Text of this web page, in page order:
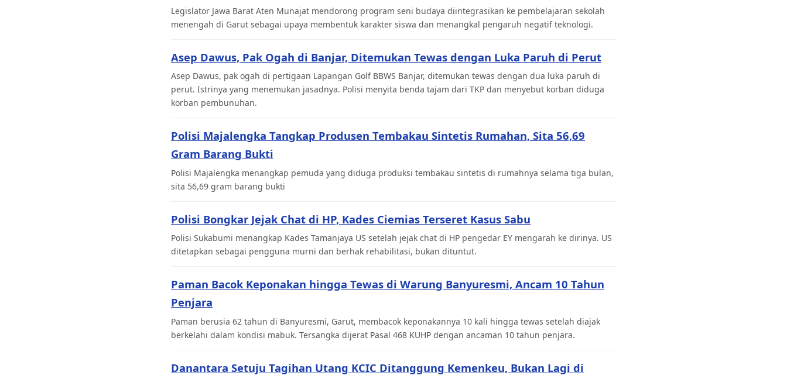
Legislator Jawa Barat Aten Munajat mendorong program seni budaya diintegrasikan ke pembelajaran sekolah
menengah di Garut sebagai upaya membentuk karakter siswa dan menangkal pengaruh negatif teknologi.
Asep Dawus, Pak Ogah di Banjar, Ditemukan Tewas dengan Luka Paruh di Perut
Asep Dawus, pak ogah di pertigaan Lapangan Golf BBWS Banjar, ditemukan tewas dengan dua luka paruh di
perut. Istrinya yang menemukan jasadnya. Polisi menyita benda tajam dari TKP dan menyebut korban diduga
korban pembunuhan.
Polisi Majalengka Tangkap Produsen Tembakau Sintetis Rumahan, Sita 56,69
Gram Barang Bukti
Polisi Majalengka menangkap pemuda yang diduga produksi tembakau sintetis di rumahnya selama tiga bulan,
sita 56,69 gram barang bukti
Polisi Bongkar Jejak Chat di HP, Kades Ciemias Terseret Kasus Sabu
Polisi Sukabumi menangkap Kades Tamanjaya US setelah jejak chat di HP pengedar EY mengarah ke dirinya. US
ditetapkan sebagai pengguna murni dan berhak rehabilitasi, bukan dituntut.
Paman Bacok Keponakan hingga Tewas di Warung Banyuresmi, Ancam 10 Tahun
Penjara
Paman berusia 62 tahun di Banyuresmi, Garut, membacok keponakannya 10 kali hingga tewas setelah diajak
berkelahi dalam kondisi mabuk. Tersangka dijerat Pasal 468 KUHP dengan ancaman 10 tahun penjara.
Danantara Setuju Tagihan Utang KCIC Ditanggung Kemenkeu, Bukan Lagi di